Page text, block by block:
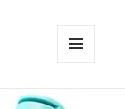
WIDGETS